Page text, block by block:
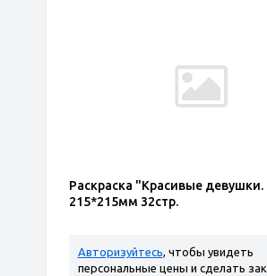
Раскраска "Красивые девушки.
215*215мм 32стр.
Авторизуйтесь, чтобы увидеть
персональные цены и сделать